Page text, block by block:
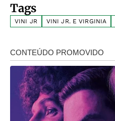
Tags
VINI JR VINI JR. E VIRGINIA